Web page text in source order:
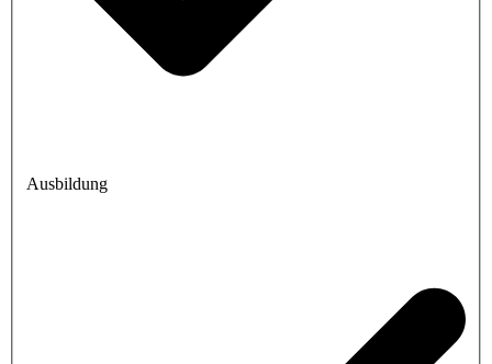
Ausbildung